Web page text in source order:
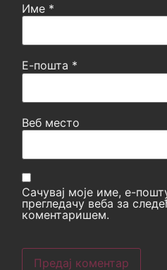
Име *
Е-пошта *
Веб место
Сачувај моје име, е-
прегледачу веба за
коментаришем.